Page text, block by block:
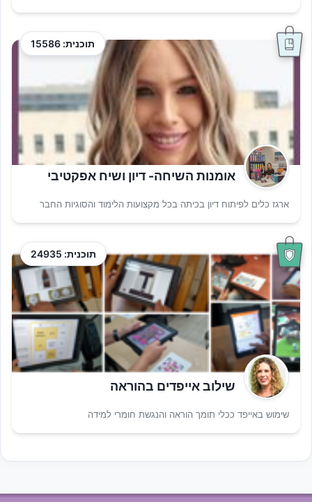
תוכנית: 15586
אומנות השיחה- דיון ושיח אפקטיבי
ארגז כלים לפיתוח דיון בכיתה בכל מקצועות הלימוד והסוגיות החבר
תוכנית: 24935
שילוב אייפדים בהוראה
שימוש באייפד ככלי תומך הוראה והנגשת חומרי למידה